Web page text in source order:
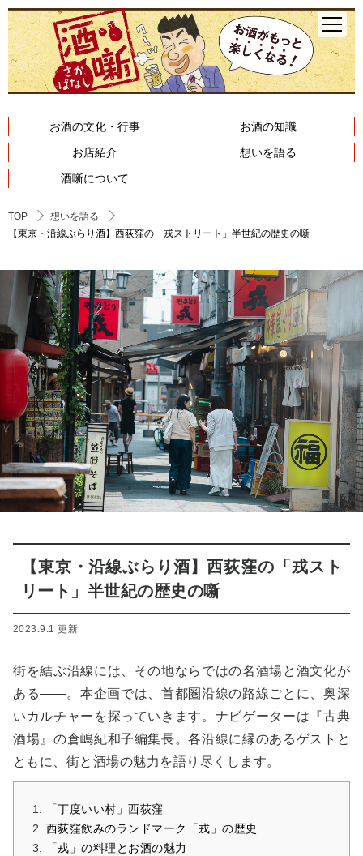
お酒の文化・行事
お酒の知識
お店紹介
想いを語る
酒噺について
TOP
想いを語る
【東京・沿線ぶらり酒】西荻窪の「戎ストリート」半世紀の歴史の噺
【東京・沿線ぶらり酒】西荻窪の「戎スト
リート」半世紀の歴史の噺
2023.9.1 更新
街を結ぶ沿線には、その地ならではの名酒場と酒文化が
ある――。本企画では、首都圏沿線の路線ごとに、奥深
いカルチャーを探っていきます。ナビゲーターは『古典
酒場』の倉嶋紀和子編集長。各沿線に縁のあるゲストと
ともに、街と酒場の魅力を語り尽くします。
「丁度いい村」西荻窪
西荻窪飲みのランドマーク「戎」の歴史
「戎」の料理とお酒の魅力